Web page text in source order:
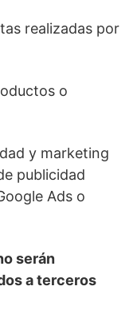
realizadas por
o
y marketing
publicidad
Ads o
serán
a terceros